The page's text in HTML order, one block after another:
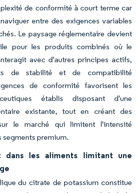
de conformité à court terme car
entre des exigences variables
Le paysage réglementaire devient
pour les produits combinés où le
avec d'autres principes actifs,
de stabilité et de compatibilité
de conformité favorisent les
établis disposant d'une
existante, tout en créant des
le marché qui limitent l'intensité
segments premium.
dans les aliments limitant une
du citrate de potassium constitue